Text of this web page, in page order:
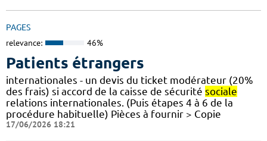
PAGES
relevance: 46%
Patients étrangers
internationales - un devis du ticket modérateur (20%
des frais) si accord de la caisse de sécurité sociale
relations internationales. (Puis étapes 4 à 6 de la
procédure habituelle) Pièces à fournir > Copie
17/06/2026 18:21